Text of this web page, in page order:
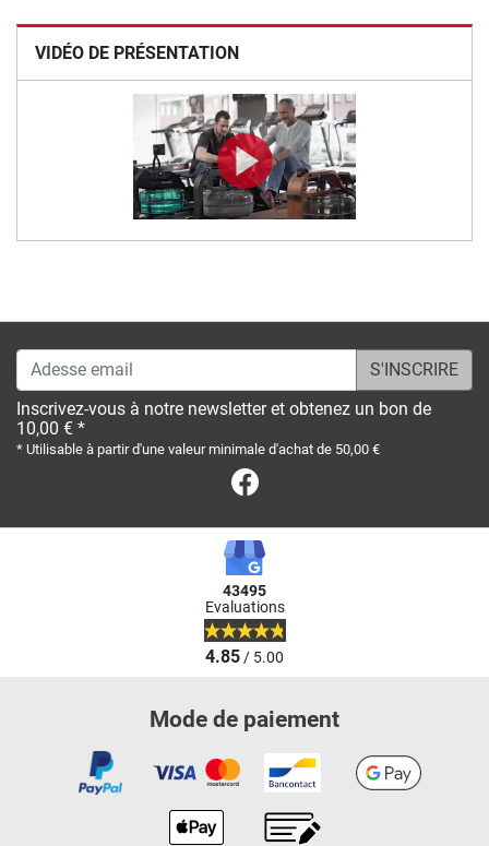
VIDÉO DE PRÉSENTATION
Adesse email
Inscrivez-vous à notre newsletter et obtenez un bon de
10,00 € *
* Utilisable à partir d'une valeur minimale d'achat de 50,00 €
43495
Evaluations
4.85/ 5.00
Mode de paiement